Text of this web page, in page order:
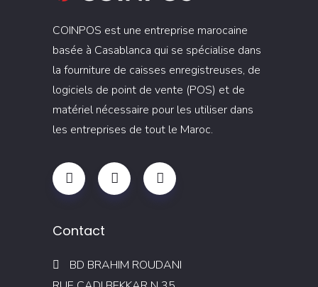
COINPOS est une entreprise marocaine
basée à Casablanca qui se spécialise dans
la fourniture de caisses enregistreuses, de
logiciels de point de vente (POS) et de
matériel nécessaire pour les utiliser dans
les entreprises de tout le Maroc.
Contact
BD BRAHIM ROUDANI